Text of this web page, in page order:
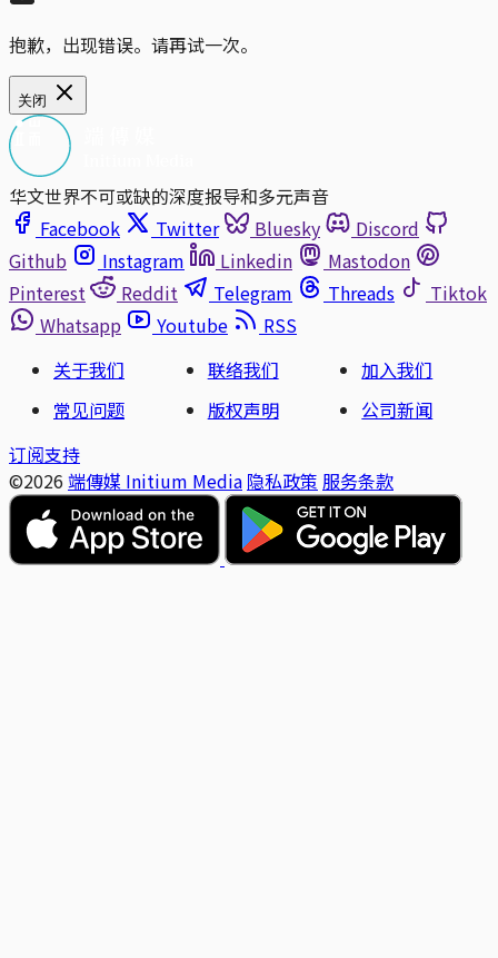
抱歉，出现错误。请再试一次。
关闭
华文世界不可或缺的深度报导和多元声音
Facebook
Twitter Bluesky
Discord
Github
Instagram Linkedin
Mastodon
Pinterest
Reddit Telegram Threads
Tiktok
Whatsapp
Youtube
RSS
关于我们
联络我们
加入我们
常见问题
版权声明
公司新闻
订阅支持
©2026 端傳媒 Initium Media 隐私政策 服务条款